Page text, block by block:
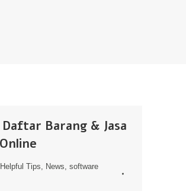
Barang & Jasa
Helpful Tips, News, software